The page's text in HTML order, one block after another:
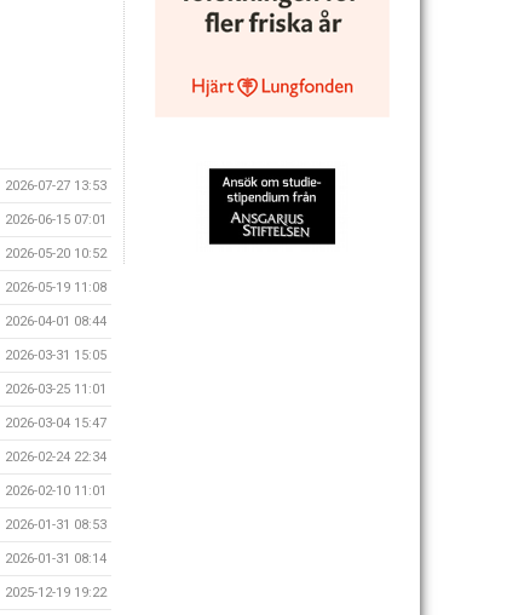
2026-07-27 13:53
2026-06-15 07:01
2026-05-20 10:52
2026-05-19 11:08
2026-04-01 08:44
2026-03-31 15:05
2026-03-25 11:01
2026-03-04 15:47
2026-02-24 22:34
2026-02-10 11:01
2026-01-31 08:53
2026-01-31 08:14
2025-12-19 19:22